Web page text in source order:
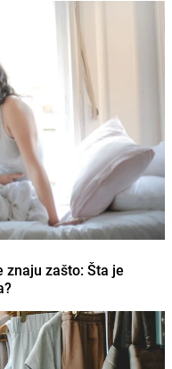
znaju zašto: Šta je